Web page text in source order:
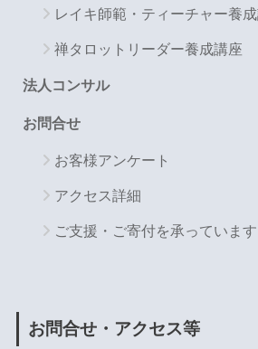
レイキ師範・ティーチャー養
禅タロットリーダー養成講座
法人コンサル
お問合せ
お客様アンケート
アクセス詳細
ご支援・ご寄付を承っています
お問合せ・アクセス等